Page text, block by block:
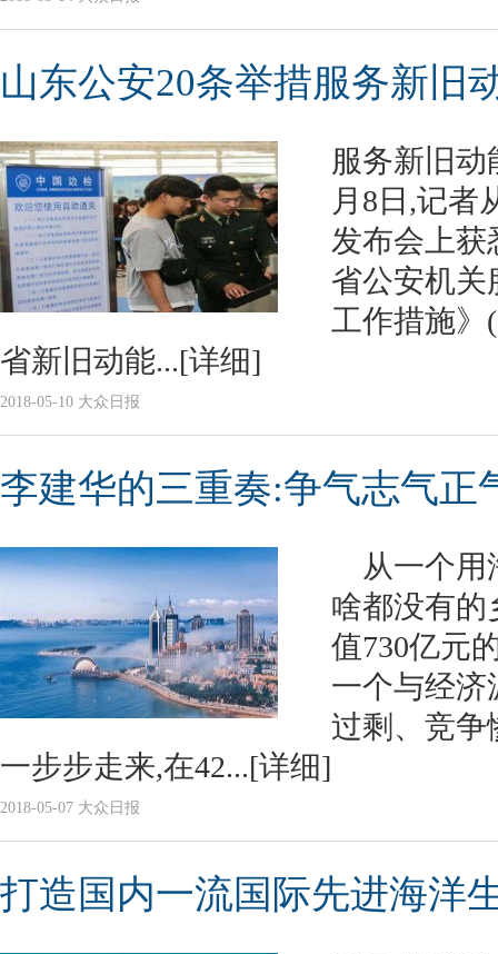
山东公安20条举措服务新旧
服务新旧
月8日,记者
发布会上获
省公安机关
工作措施》
省新旧动能...[详细]
2018-05-10 大众日报
李建华的三重奏:争气志气正
从一个用
啥都没有的
值730亿元
一个与经济
过剩、竞争
一步步走来,在42...[详细]
2018-05-07 大众日报
打造国内一流国际先进海洋